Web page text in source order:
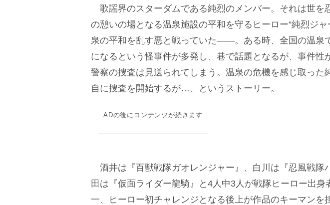
歌謡界のスターダムである純烈のメンバー。それは世を
の憩いの場となる温泉施設の平和を守るヒーロー“純烈ジャ
泉の平和を乱す悪と戦っていた――。ある時、全国の温泉
になるという怪事件が多発し、巷で話題となるが、事件性
警察の捜査は見送られてしまう。温泉の危機を感じ取った
自に捜査を開始するが…、というストーリー。
ADの後にコンテンツが続きます
酒井は『百獣戦隊ガオレンジャー』、白川は『忍風戦隊
田は『仮面ライダー龍騎』と4人中3人が戦隊ヒーロー出身
一、ヒーロー初チャレンジとなる後上が作品のキーマンを